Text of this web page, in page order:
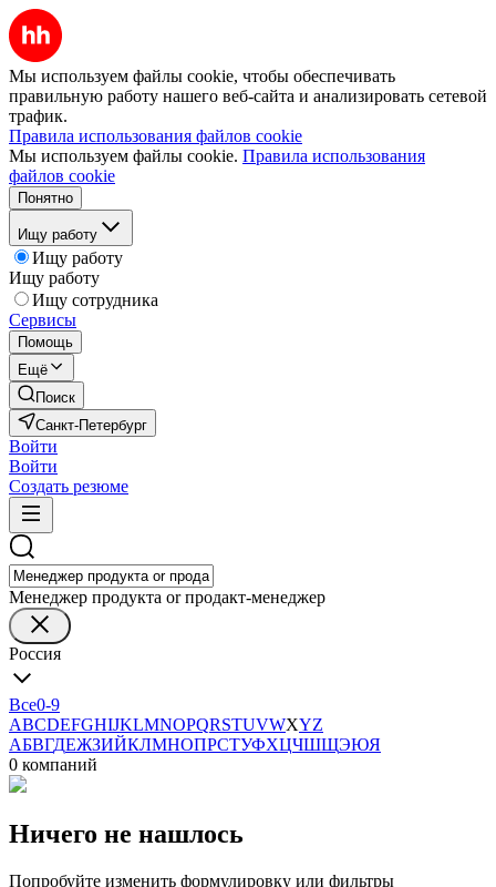
Мы используем файлы cookie, чтобы обеспечивать
правильную работу нашего веб-сайта и анализировать сетевой
трафик.
Правила использования файлов cookie
Мы используем файлы cookie. Правила использования
файлов cookie
Понятно
Ищу работу
Ищу работу
Ищу работу
Ищу сотрудника
Сервисы
Помощь
Ещё
Поиск
Санкт-Петербург
Войти
Войти
Создать резюме
Менеджер продукта or продакт-менеджер
Россия
Все0-9
ABCDEFGHIJKLMNOPQRSTUVWXYZ
АБВГДЕЖЗИЙКЛМНОПРСТУФХЦЧШЩЭЮЯ
0 компаний
Ничего не нашлось
Попробуйте изменить формулировку или фильтры